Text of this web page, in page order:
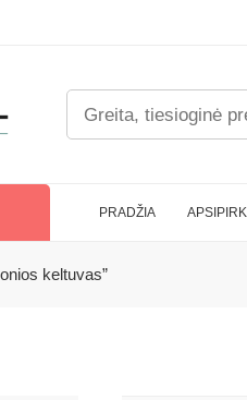
PRADŽIA
keltuvas”